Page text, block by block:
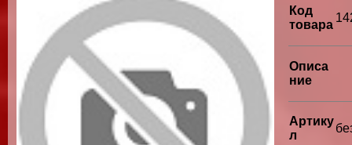
Код
товара
Описа
ние
Артику
л